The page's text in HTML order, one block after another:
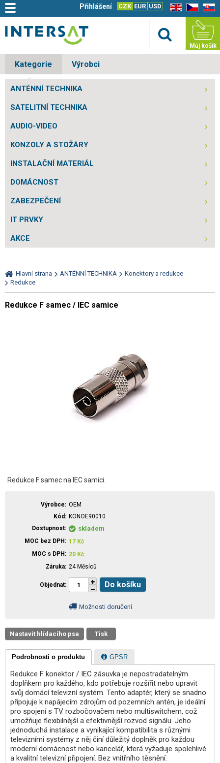
EN CZ SK
CZK EUR USD
Přihlášení
Můj košík
Kategorie Výrobci
ANTÉNNÍ TECHNIKA
SATELITNÍ TECHNIKA
AUDIO-VIDEO
KONZOLY A STOŽÁRY
INSTALAČNÍ MATERIÁL
DOMÁCNOST
ZABEZPEČENÍ
IT PRVKY
AKCE
Hlavní strana ANTÉNNÍ TECHNIKA
Konektory a redukce
Redukce
Redukce F samec / IEC samice
Redukce F samec na IEC samici.
Výrobce
OEM
Kód
KONOE90010
Dostupnost
skladem
MOC bez DPH 17 Kč
MOC s DPH
20 Kč
Záruka 24 Měsíců
Objednat Do košíku
Možnosti doručení
Nastavit hlídacího psa Tisk
Podrobnosti o produktu GPSR
Redukce F konektor / IEC zásuvka je nepostradatelným
doplňkem pro každého, kdo potřebuje rozšířit nebo upravit
svůj domácí televizní systém. Tento adaptér, který se snadno
připojuje k napájecím zdrojům od pozemních antén, je ideální
pro spojení s TV rozbočovačem nebo multiswitchem, což
umožňuje flexibilnější a efektivnější rozvod signálu. Jeho
jednoduchá instalace a vynikající kompatibilita s různými
televizními systémy z něj činí důležitý doplněk pro každou
moderní domácnost nebo kancelář, která vyžaduje spolehlivé
a kvalitní televizní připojení. Bez vnitřního těsnění.